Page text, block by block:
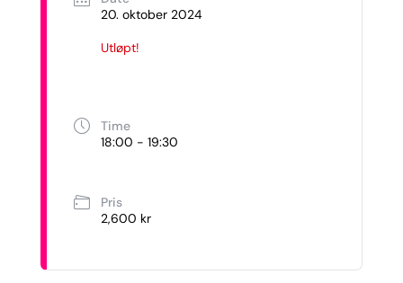
20. oktober 2024
Utløpt!
Time
18:00 - 19:30
Pris
2,600 kr